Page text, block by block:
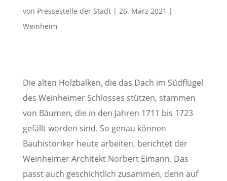
von Pressestelle der Stadt| 26. März 2021 |
Weinheim
Die alten Holzbalken, die das Dach im Südflügel
des Weinheimer Schlosses stützen, stammen
von Bäumen, die in den Jahren 1711 bis 1723
gefällt worden sind. So genau können
Bauhistoriker heute arbeiten, berichtet der
Weinheimer Architekt Norbert Eimann. Das
passt auch geschichtlich zusammen, denn auf